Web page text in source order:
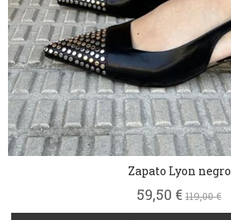
Zapato Lyon negro
59,50 € 119,00 €